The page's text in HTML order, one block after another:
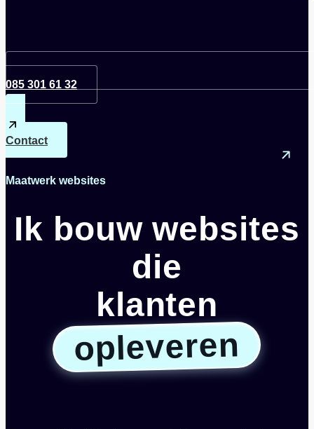
085 301 61 32
Contact
Maatwerk websites
Ik bouw websites
die
klanten
opleveren